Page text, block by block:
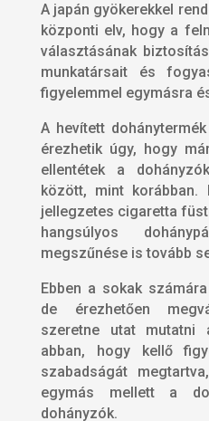
A japán gyökerekkel
központi elv, hogy a
választásának
munkatársait és
figyelemmel egymásra
A hevített
érezhetik úgy, hogy
ellentétek a
között, mint
jellegzetes cigaretta
hangsúlyos
megszűnése is tovább
Ebben a sokak
de érezhetően
szeretne utat mutatni
abban, hogy kellő
szabadságát
egymás mellett a
dohányzók.